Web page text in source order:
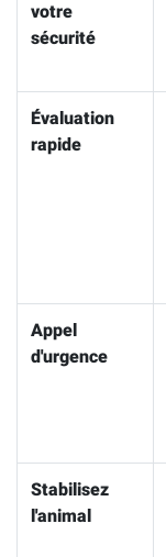
votre
sécurité
Évaluation
rapide
Appel
d'urgence
Stabilisez
l'animal